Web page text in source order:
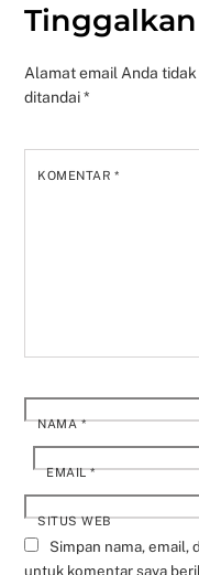
Alamat email Anda
ditandai*
KOMENTAR*
NAMA*
EMAIL*
SITUS WEB
Simpan nama, email,
untuk komentar saya